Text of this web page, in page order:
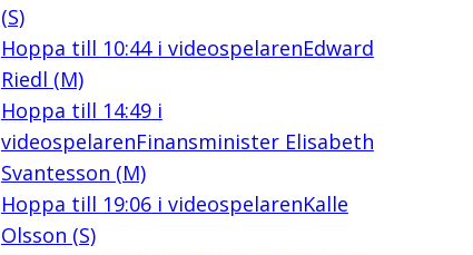
(S)
Hoppa till 10:44i videospelarenEdward
Riedl (M)
Hoppa till 14:49i
videospelarenFinansminister Elisabeth
Svantesson (M)
Hoppa till 19:06i videospelarenKalle
Olsson (S)